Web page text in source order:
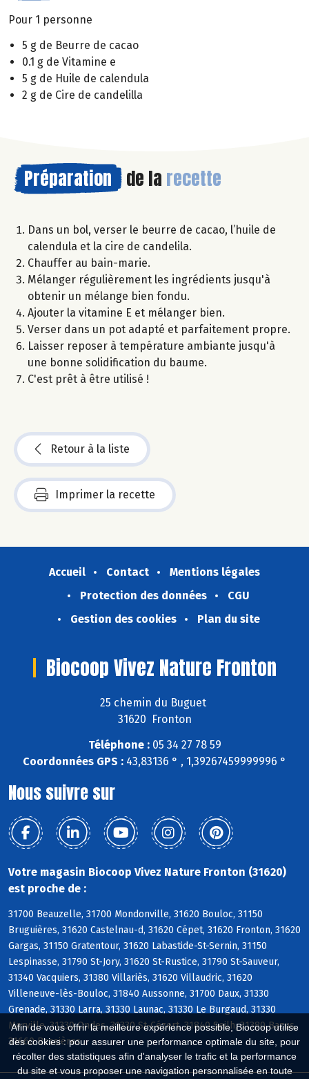
Afin de vous offrir la meilleure expérience possible, Biocoop utilise
des cookies : pour assurer une performance optimale du site, pour
récolter des statistiques afin d'analyser le trafic et la performance
du site et vous proposer une navigation personnalisée en toute
Pour 1 personne
5 g de Beurre de cacao
0.1 g de Vitamine e
5 g de Huile de calendula
2 g de Cire de candelilla
Préparation de la recette
Dans un bol, verser le beurre de cacao, l’huile de
calendula et la cire de candelila.
Chauffer au bain-marie.
Mélanger régulièrement les ingrédients jusqu'à
obtenir un mélange bien fondu.
Ajouter la vitamine E et mélanger bien.
Verser dans un pot adapté et parfaitement propre.
Laisser reposer à température ambiante jusqu'à
une bonne solidification du baume.
C'est prêt à être utilisé !
Retour à la liste
Imprimer la recette
Accueil Contact
Mentions légales
Protection des données
CGU
Gestion des cookies
Plan du site
Biocoop Vivez Nature Fronton
25 chemin du Buguet
31620 Fronton
Téléphone :05 34 27 78 59
Coordonnées GPS : 43,83136 ° , 1,39267459999996 °
Nous suivre sur
Votre magasin Biocoop Vivez Nature Fronton (31620)
est proche de :
31700 Beauzelle, 31700 Mondonville, 31620 Bouloc, 31150
Bruguières, 31620 Castelnau-d, 31620 Cépet, 31620 Fronton, 31620
Gargas, 31150 Gratentour, 31620 Labastide-St-Sernin, 31150
Lespinasse, 31790 St-Jory, 31620 St-Rustice, 31790 St-Sauveur,
31340 Vacquiers, 31380 Villariès, 31620 Villaudric, 31620
Villeneuve-lès-Bouloc, 31840 Aussonne, 31700 Daux, 31330
Grenade, 31330 Larra, 31330 Launac, 31330 Le Burgaud, 31330
Merville, 31330 Ondes, 31330 St-Cézert, 31840 Seilh, 31380 Bazus,
31660 Bessières